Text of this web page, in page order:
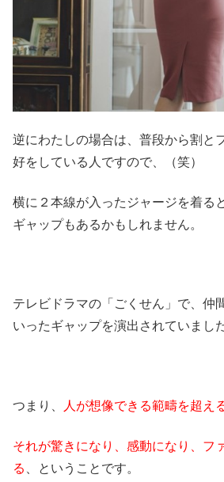
逆にわたしの場合は、普段から割と
好をしている人ですので、（笑）
横に２本線が入ったジャージを着る
ギャップもあるかもしれません。
テレビドラマの「ごくせん」で、仲
いったギャップを演出されていまし
つまり、 人が想像できる範疇を超え
それが驚きになり、感動になり、フ
る
、ということです。